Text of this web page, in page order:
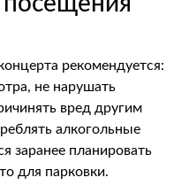
рекомендуется:
не нарушать
вред другим
алкогольные
заранее планировать
для парковки.